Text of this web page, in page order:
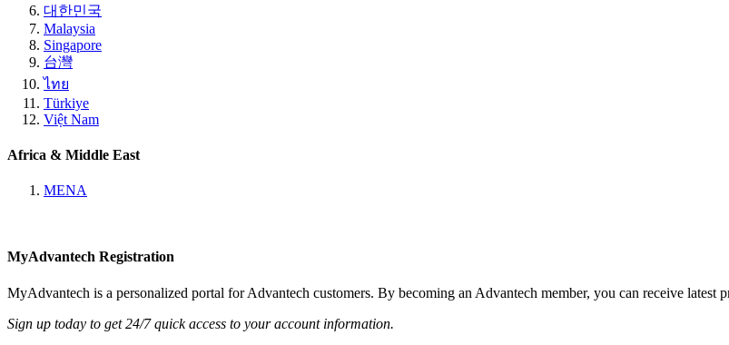
대한민국
Malaysia
Singapore
台灣
ไทย
Türkiye
Việt Nam
Africa & Middle East
MENA
MyAdvantech Registration
MyAdvantech is a personalized portal for Advantech customers. By becoming an Advantech member, you can receive latest
Sign up today to get 24/7 quick access to your account information.